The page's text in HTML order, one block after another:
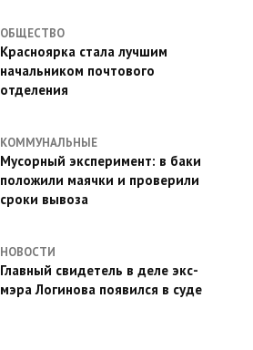
ОБЩЕСТВО
Красноярка стала лучшим
начальником почтового
отделения
КОММУНАЛЬНЫЕ
Мусорный эксперимент: в баки
положили маячки и проверили
сроки вывоза
НОВОСТИ
Главный свидетель в деле экс-
мэра Логинова появился в суде